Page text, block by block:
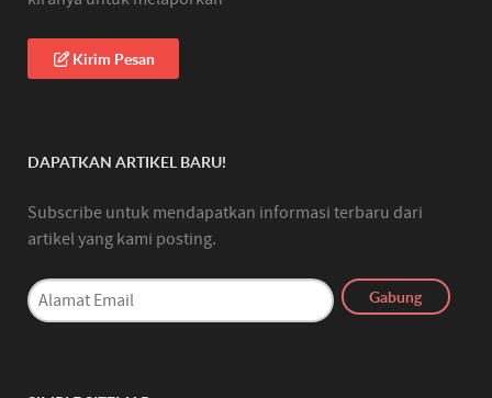
Kirim Pesan
DAPATKAN ARTIKEL BARU!
Subscribe untuk mendapatkan informasi terbaru dari
artikel yang kami posting.